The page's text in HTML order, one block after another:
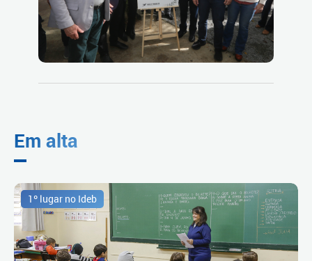
Em alta
1º lugar no Ideb